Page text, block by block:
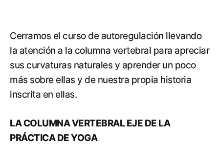
Cerramos el curso de autoregulación llevando
la atención a la columna vertebral para apreciar
sus curvaturas naturales y aprender un poco
más sobre ellas y de nuestra propia historia
inscrita en ellas.
LA COLUMNA VERTEBRAL EJE DE LA
PRÁCTICA DE YOGA